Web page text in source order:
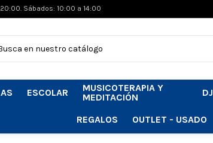
Sábados: 10:00 a 14:00
ESCOLAR
MUSICOTERAPIA Y
MEDITACIÓN
DJ
REGALOS OUTLET - USADO